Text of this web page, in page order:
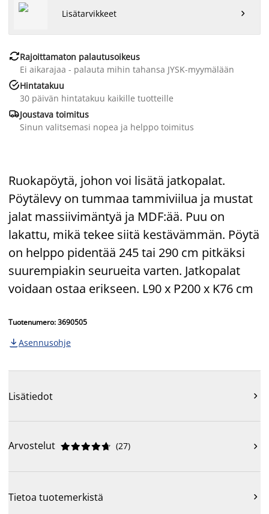
Lisätarvikkeet 
Rajoittamaton palautusoikeus
Ei aikarajaa - palauta mihin tahansa JYSK-myymälään
Hintatakuu
30 päivän hintatakuu kaikille tuotteille
Joustava toimitus
Sinun valitsemasi nopea ja helppo toimitus
Ruokapöytä, johon voi lisätä jatkopalat.
Pöytälevy on tummaa tammiviilua ja mustat
jalat massiivimäntyä ja MDF:ää. Puu on
lakattu, mikä tekee siitä kestävämmän. Pöytä
on helppo pidentää 245 tai 290 cm pitkäksi
suurempiakin seurueita varten. Jatkopalat
voidaan ostaa erikseen. L90 x P200 x K76 cm
Tuotenumero: 3690505
 Asennusohje
Lisätiedot 
Arvostelut 




 (27) 
Tietoa tuotemerkistä 